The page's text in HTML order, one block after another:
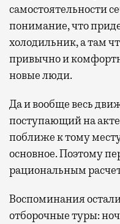
самостоятельности
понимание, что
холодильник, а там
привычно и
новые люди.
Да и вообще весь
поступающий на
поближе к тому
основное. Поэтому
рациональным
Воспоминания
отборочные туры: